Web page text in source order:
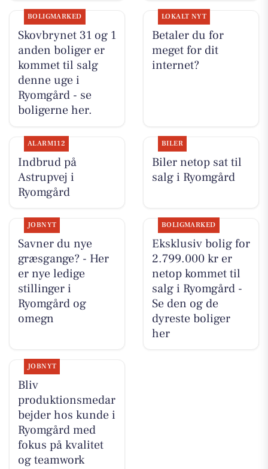
BOLIGMARKED
Skovbrynet 31 og 1
anden boliger er
kommet til salg
denne uge i
Ryomgård - se
boligerne her.
LOKALT NYT
Betaler du for
meget for dit
internet?
ALARM112
Indbrud på
Astrupvej i
Ryomgård
BILER
Biler netop sat til
salg i Ryomgård
JOBNYT
Savner du nye
græsgange? - Her
er nye ledige
stillinger i
Ryomgård og
omegn
BOLIGMARKED
Eksklusiv bolig for
2.799.000 kr er
netop kommet til
salg i Ryomgård -
Se den og de
dyreste boliger
her
JOBNYT
Bliv
produktionsmedar
bejder hos kunde i
Ryomgård med
fokus på kvalitet
og teamwork